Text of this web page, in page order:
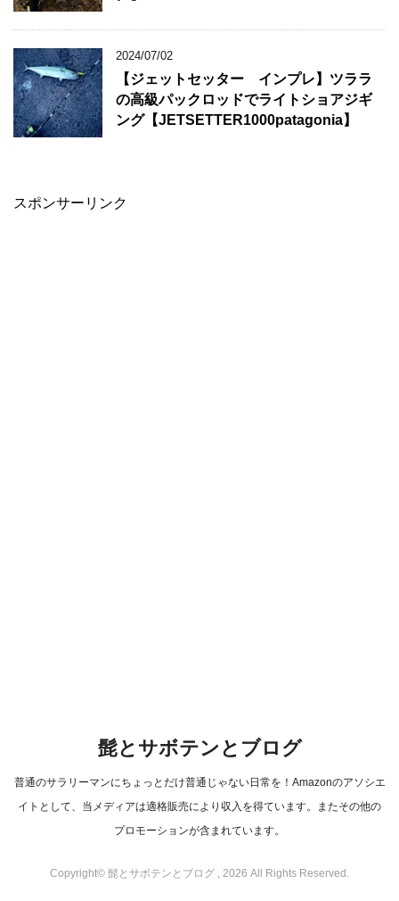
2024/07/02
【ジェットセッター インプレ】ツララ
の高級パックロッドでライトショアジギ
ング【JETSETTER1000patagonia】
スポンサーリンク
髭とサボテンとブログ
普通のサラリーマンにちょっとだけ普通じゃない日常を！Amazonのアソシエ
イトとして、当メディアは適格販売により収入を得ています。またその他の
プロモーションが含まれています。
Copyright© 髭とサボテンとブログ , 2026 All Rights Reserved.